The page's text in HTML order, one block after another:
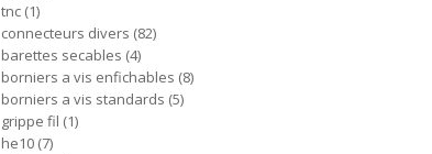
tnc 1
connecteurs divers 82
barettes secables 4
borniers a vis enfichables 8
borniers a vis standards 5
grippe fil 1
he10 7